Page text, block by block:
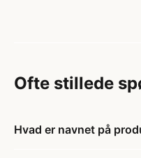
Ofte stillede
Hvad er navnet på